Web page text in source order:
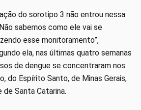
do sorotipo 3 não entrou nessa
sabemos como ele vai se
esse monitoramento”,
ela, nas últimas quatro semanas
de dengue se concentraram nos
do Espírito Santo, de Minas Gerais,
de Santa Catarina.